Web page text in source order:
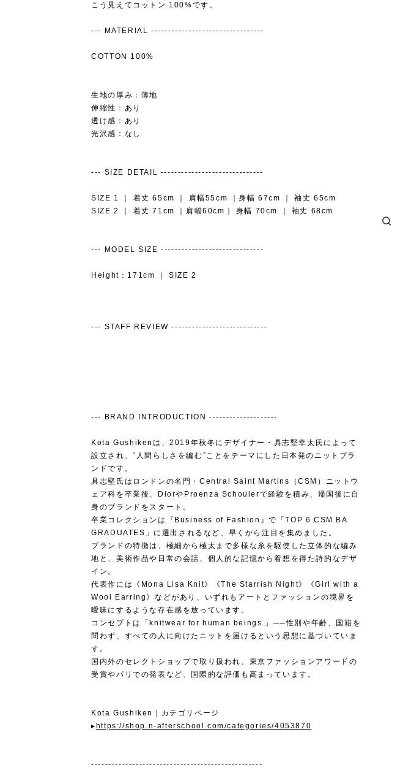
こう見えてコットン 100%です。
--- MATERIAL ---------------------------------
COTTON 100%
生地の厚み：薄地
伸縮性：あり
透け感：あり
光沢感：‪なし
--- SIZE DETAIL ------------------------------
SIZE 1 ｜ 着丈 65cm ｜ 肩幅55cm ｜身幅 67cm ｜ 袖丈 65cm
SIZE 2 ｜ 着丈 71cm ｜肩幅60cm｜ 身幅 70cm ｜ 袖丈 68cm
--- MODEL SIZE ------------------------------
Height：171cm ｜ SIZE 2
--- STAFF REVIEW ----------------------------
--- BRAND INTRODUCTION --------------------
Kota Gushikenは、2019年秋冬にデザイナー・具志堅幸太氏によって
設立され、“人間らしさを編む”ことをテーマにした日本発のニットブラ
ンドです。
具志堅氏はロンドンの名門・Central Saint Martins（CSM）ニットウ
ェア科を卒業後、DiorやProenza Schoulerで経験を積み、帰国後に自
身のブランドをスタート。
卒業コレクションは『Business of Fashion』で「TOP 6 CSM BA
GRADUATES」に選出されるなど、早くから注目を集めました。
ブランドの特徴は、極細から極太まで多様な糸を駆使した立体的な編み
地と、美術作品や日常の会話、個人的な記憶から着想を得た詩的なデザ
イン。
代表作には《Mona Lisa Knit》《The Starrish Night》《Girl with a
Wool Earring》などがあり、いずれもアートとファッションの境界を
曖昧にするような存在感を放っています。
コンセプトは「knitwear for human beings.」──性別や年齢、国籍を
問わず、すべての人に向けたニットを届けるという思想に基づいていま
す。
国内外のセレクトショップで取り扱われ、東京ファッションアワードの
受賞やパリでの発表など、国際的な評価も高まっています。
Kota Gushiken｜カテゴリページ
▸ https://shop.n-afterschool.com/categories/4053870
--------------------------------------------------